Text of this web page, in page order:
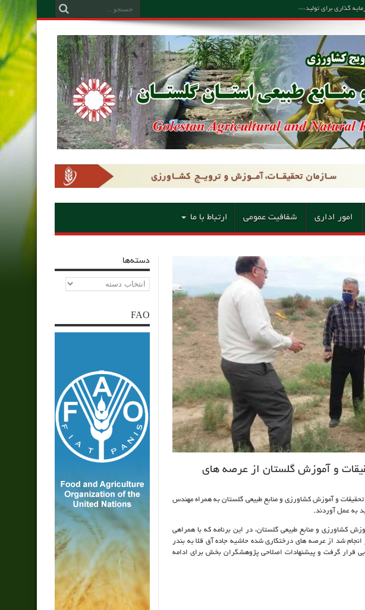
امور اداری شفافیت عمومی ارتباط با ما
و آموزش گلستان از عرصه های
تحقیقات و آموزش کشاورزی و منابع طبیعی گلستان به همراه مهندس
به عمل آوردند.
کشاورزی و منابع طبیعی گلستان، در این برنامه که با همراهی
انجام شد ازعرصه های درختکاری شده حاشیه جاده آق قلا به بندر
قرار گرفت و پیشنهادات اصلاحی پژوهشگران بخش برای ادامه
دسته‌ها
دسته‌ها
FAO